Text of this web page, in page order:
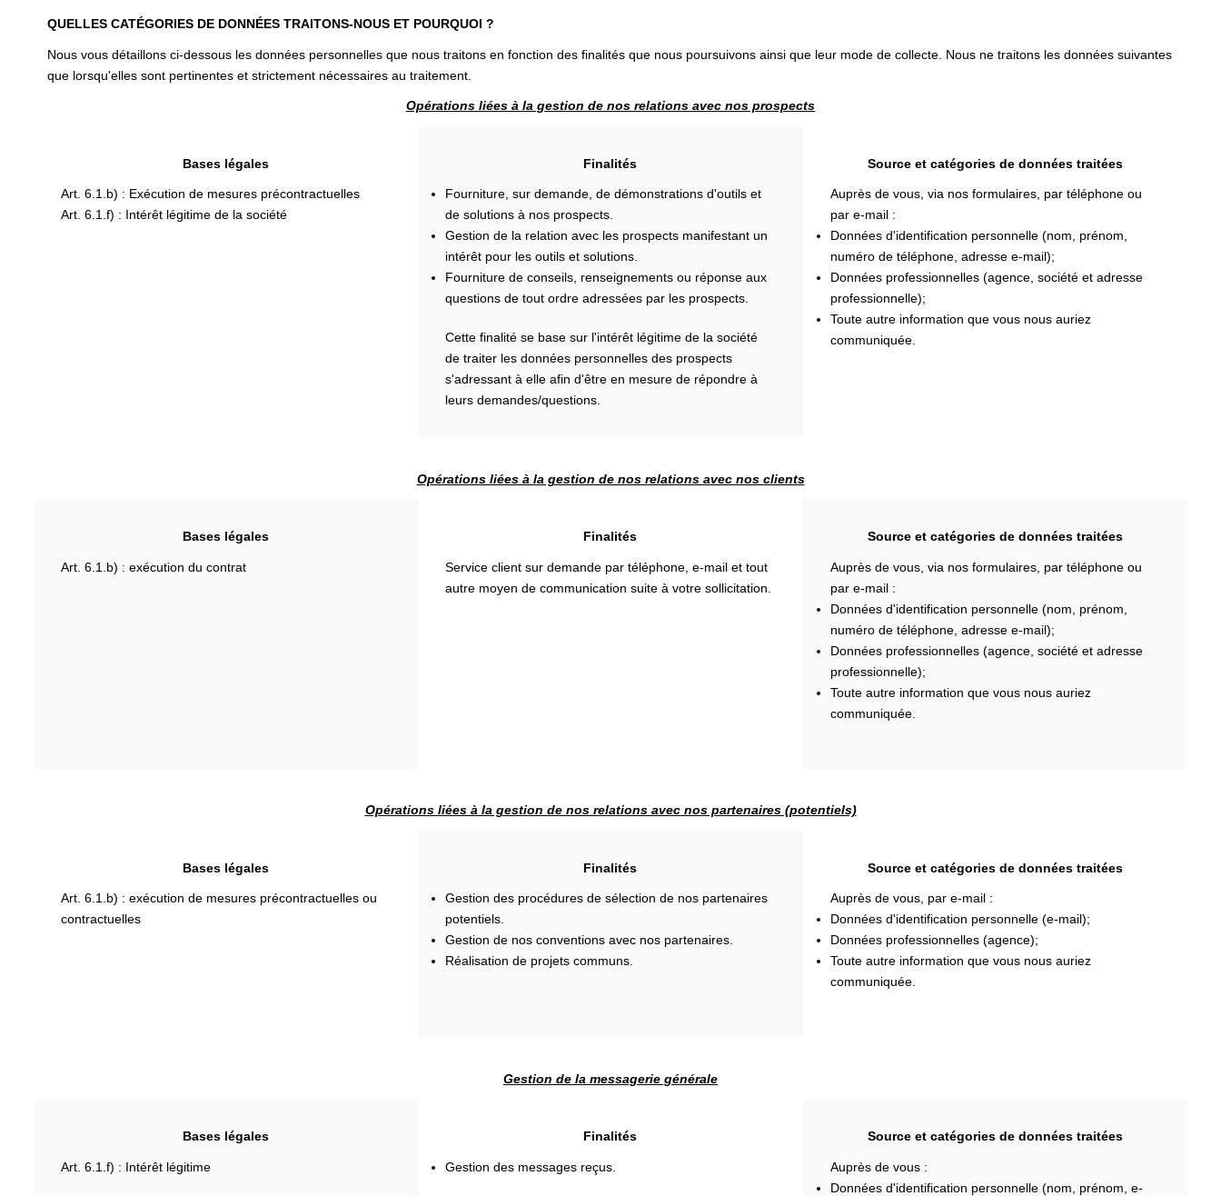
QUELLES CATÉGORIES DE DONNÉES TRAITONS-NOUS ET POURQUOI ?
Nous vous détaillons ci-dessous les données personnelles que nous traitons en fonction des finalités que nous poursuivons ainsi que leur mode de collecte. Nous ne traitons les données suivantes
que lorsqu'elles sont pertinentes et strictement nécessaires au traitement.
Opérations liées à la gestion de nos relations avec nos prospects
Bases légales
Art. 6.1.b) : Exécution de mesures précontractuelles
Art. 6.1.f) : Intérêt légitime de la société
Finalités
Fourniture, sur demande, de démonstrations d'outils et
de solutions à nos prospects.
Gestion de la relation avec les prospects manifestant un
intérêt pour les outils et solutions.
Fourniture de conseils, renseignements ou réponse aux
questions de tout ordre adressées par les prospects.
Cette finalité se base sur l'intérêt légitime de la société
de traiter les données personnelles des prospects
s'adressant à elle afin d'être en mesure de répondre à
leurs demandes/questions.
Source et catégories de données traitées
Auprès de vous, via nos formulaires, par téléphone ou
par e-mail :
Données d'identification personnelle (nom, prénom,
numéro de téléphone, adresse e-mail);
Données professionnelles (agence, société et adresse
professionnelle);
Toute autre information que vous nous auriez
communiquée.
Opérations liées à la gestion de nos relations avec nos clients
Bases légales
Art. 6.1.b) : exécution du contrat
Finalités
Service client sur demande par téléphone, e-mail et tout
autre moyen de communication suite à votre sollicitation.
Source et catégories de données traitées
Auprès de vous, via nos formulaires, par téléphone ou
par e-mail :
Données d'identification personnelle (nom, prénom,
numéro de téléphone, adresse e-mail);
Données professionnelles (agence, société et adresse
professionnelle);
Toute autre information que vous nous auriez
communiquée.
Opérations liées à la gestion de nos relations avec nos partenaires (potentiels)
Bases légales
Art. 6.1.b) : exécution de mesures précontractuelles ou
contractuelles
Finalités
Gestion des procédures de sélection de nos partenaires
potentiels.
Gestion de nos conventions avec nos partenaires.
Réalisation de projets communs.
Source et catégories de données traitées
Auprès de vous, par e-mail :
Données d'identification personnelle (e-mail);
Données professionnelles (agence);
Toute autre information que vous nous auriez
communiquée.
Gestion de la messagerie générale
Bases légales
Art. 6.1.f) : Intérêt légitime
Finalités
Gestion des messages reçus.
Source et catégories de données traitées
Auprès de vous :
Données d'identification personnelle (nom, prénom, e-